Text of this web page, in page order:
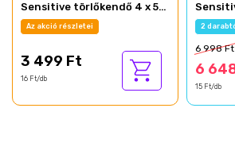
Sensitive törlőkendő 4 x 55
dbAz akció részletei
3 499 Ft
16 Ft/db
db
2
6 998 Ft
6
15 Ft/db